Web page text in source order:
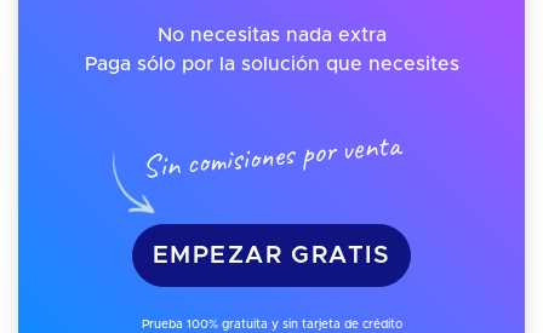
No necesitas nada extra
Paga sólo por la solución que necesites
Sin comisiones por venta
EMPEZAR GRATIS
Prueba 100% gratuita y sin tarjeta de crédito